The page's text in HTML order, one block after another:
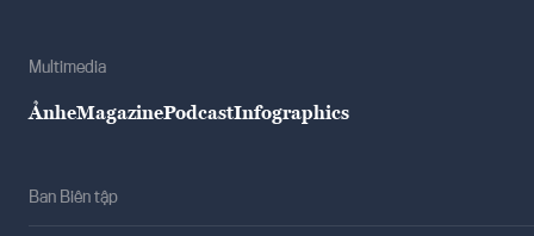
Multimedia
ẢnheMagazinePodcastInfographics
Ban Biên tập